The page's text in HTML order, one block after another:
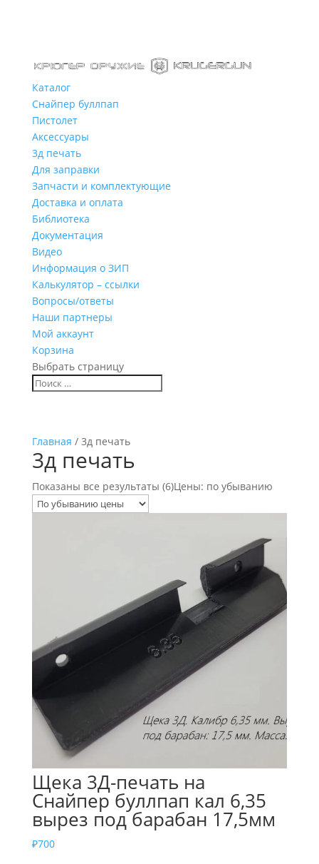
Каталог
Снайпер буллпап
Пистолет
Аксессуары
3д печать
Для заправки
Запчасти и комплектующие
Доставка и оплата
Библиотека
Документация
Видео
Информация о ЗИП
Калькулятор – ссылки
Вопросы/ответы
Наши партнеры
Мой аккаунт
Корзина
Выбрать страницу
Главная / 3д печать
3д печать
Показаны все результаты (6)Цены: по убыванию
Щека 3Д-печать на
Снайпер буллпап кал 6,35
вырез под барабан 17,5мм
₽700